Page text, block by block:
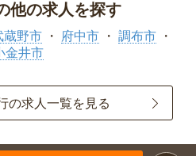
他の求人を探す
蔵野市 府中市
調布市
金井市
の求人一覧を見る